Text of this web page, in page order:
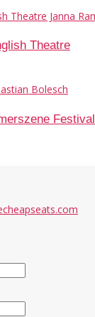
Theatre
Festival